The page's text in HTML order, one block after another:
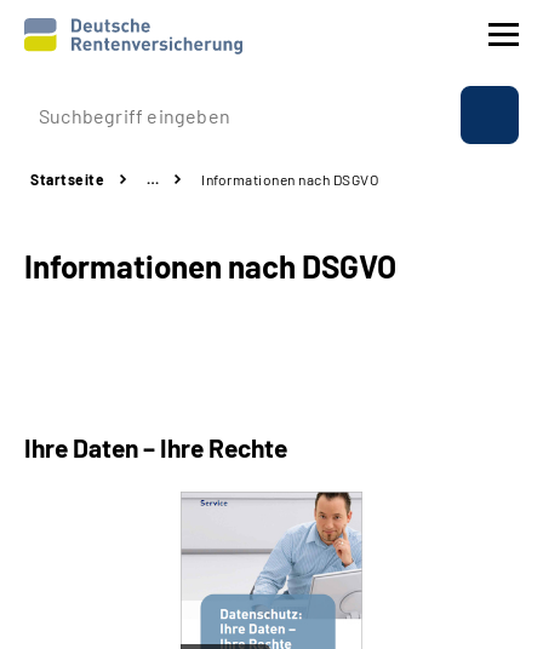
Prävention
Rente
Startseite … Informationen nach DSGVO
Informationen nach DSGVO
Ihre Daten – Ihre Rechte